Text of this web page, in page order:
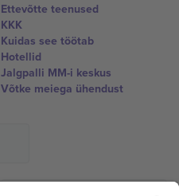
Ettevõtte teenused
KKK
Kuidas see töötab
Hotellid
Jalgpalli MM-i keskus
Võtke meiega ühendust